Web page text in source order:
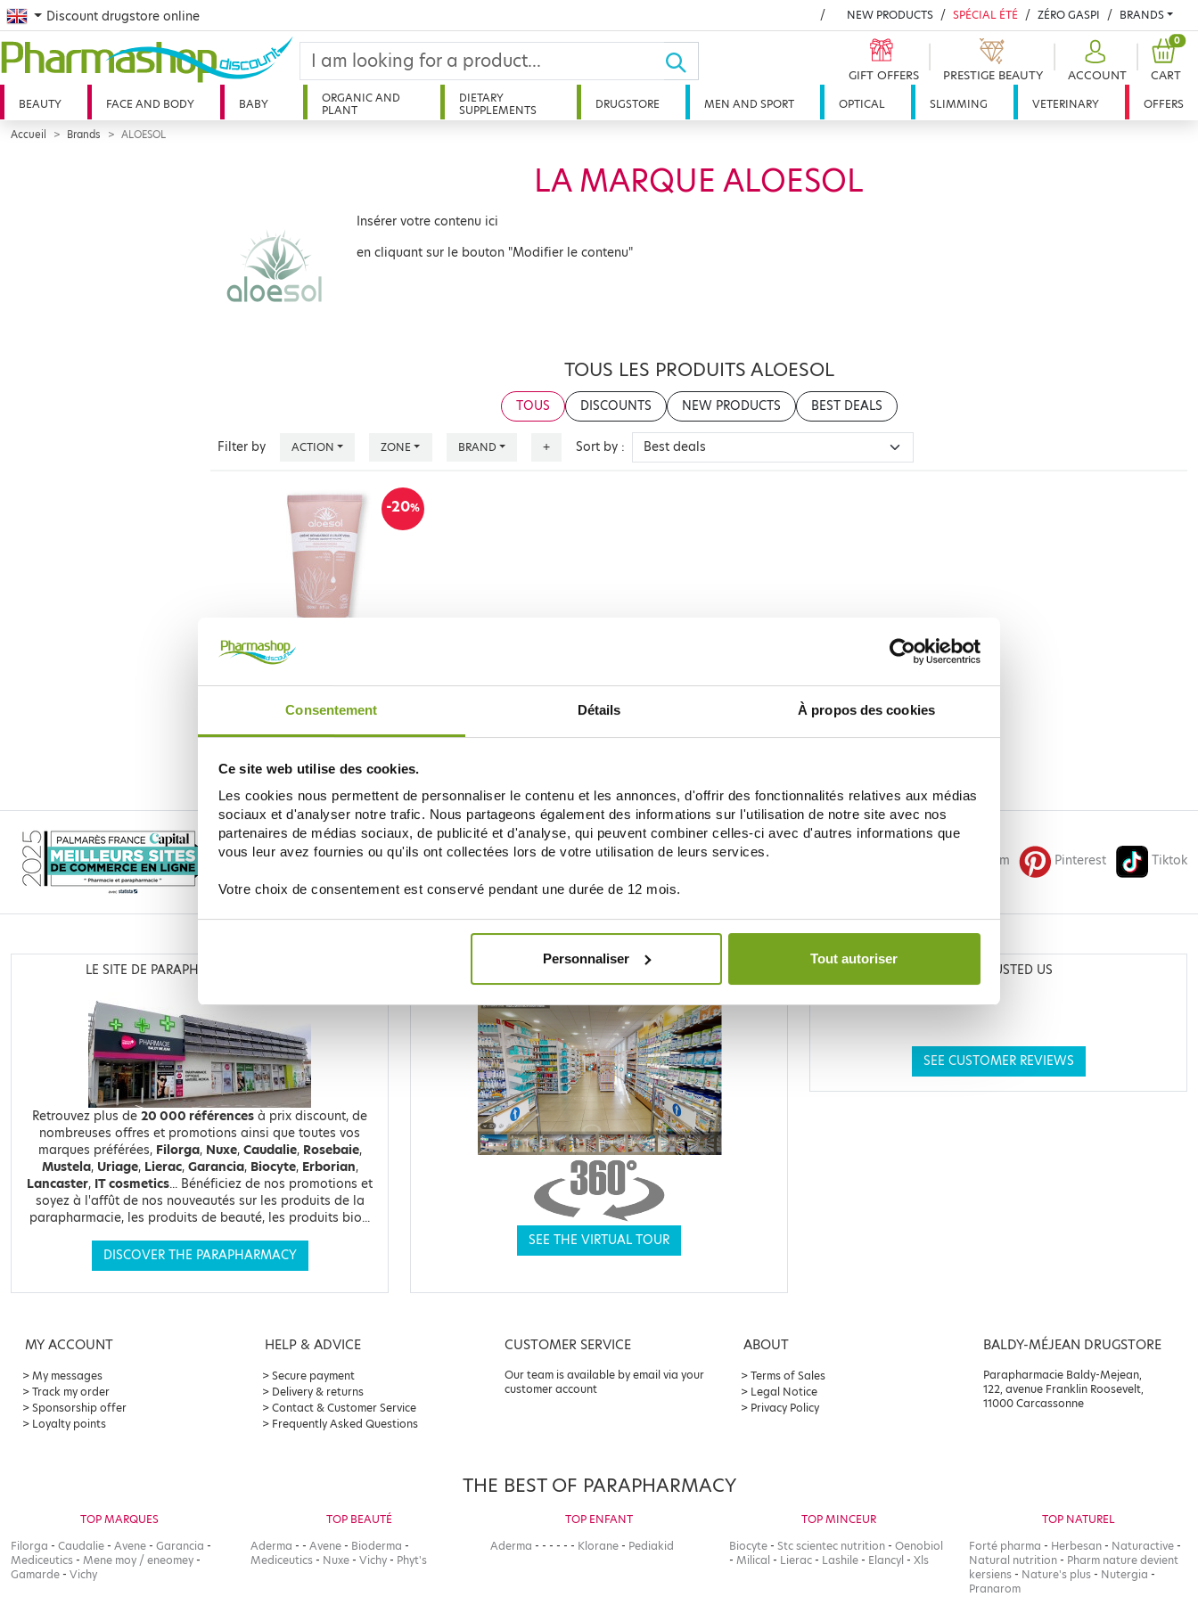
Consentement Détails À propos des cookies
Ce site web utilise des cookies.
Les cookies nous permettent de personnaliser le contenu et les annonces, d'offrir des fonctionnalités relatives aux médias
sociaux et d'analyser notre trafic. Nous partageons également des informations sur l'utilisation de notre site avec nos
partenaires de médias sociaux, de publicité et d'analyse, qui peuvent combiner celles-ci avec d'autres informations que
vous leur avez fournies ou qu'ils ont collectées lors de votre utilisation de leurs services.
Votre choix de consentement est conservé pendant une durée de 12 mois.
Personnaliser Tout autoriser
English
Discount drugstore online NEW PRODUCTS SPÉCIAL ÉTÉ ZÉRO GASPI BRANDS
GIFT OFFERS PRESTIGE BEAUTY ACCOUNT CART
0
BEAUTY FACE AND BODY BABY
ORGANIC AND
PLANT
DIETARY
SUPPLEMENTS
DRUGSTORE MEN AND SPORT OPTICAL SLIMMING VETERINARY OFFERS
Accueil Brands ALOESOL
LA MARQUE ALOESOL
Insérer votre contenu ici
en cliquant sur le bouton "Modifier le contenu"
TOUS LES PRODUITS ALOESOL
TOUS DISCOUNTS NEW PRODUCTS BEST DEALS
Filter by ACTION ZONE BRAND + Sort by :
-20%
ALOESOL CRÈME RÉPARATRICE À L'ALOE
VERA BIO 150ML
8,72 €
Je souhaite m'inscrire à la newsletter Instagram Pinterest Tiktok
BALDY MÉJEAN ONLINE DRUGSTORE
LE SITE DE PARAPHARMACIE EN LIGNE
Retrouvez plus de 20 000 références à prix discount, de
nombreuses offres et promotions ainsi que toutes vos
marques préférées, Filorga, Nuxe, Caudalie, Rosebaie,
Mustela, Uriage, Lierac, Garancia, Biocyte, Erborian,
Lancaster, IT cosmetics... Bénéficiez de nos promotions et
soyez à l'affût de nos nouveautés sur les produits de la
parapharmacie, les produits de beauté, les produits bio...
DISCOVER THE PARAPHARMACY
UNE VRAIE PARAPHARMACIE
SEE THE VIRTUAL TOUR
THEY TRUSTED US
SEE CUSTOMER REVIEWS
MY ACCOUNT
My messages
Track my order
Sponsorship offer
Loyalty points
HELP & ADVICE
Secure payment
Delivery & returns
Contact & Customer Service
Frequently Asked Questions
CUSTOMER SERVICE
Our team is available by email via your
customer account
ABOUT
Terms of Sales
Legal Notice
Privacy Policy
BALDY-MÉJEAN DRUGSTORE
Parapharmacie Baldy-Mejean,
122, avenue Franklin Roosevelt,
11000 Carcassonne
THE BEST OF PARAPHARMACY
TOP MARQUES
Filorga - Caudalie - Avene - Garancia -
Mediceutics - Mene moy / eneomey -
Gamarde - Vichy
TOP BEAUTÉ
Aderma - - Avene- Bioderma -
Mediceutics- Nuxe- Vichy- Phyt's
TOP ENFANT
Aderma - - - - - - Klorane- Pediakid
TOP MINCEUR
Biocyte -Stc scientec nutrition -Oenobiol
-Milical - Lierac - Lashile - Elancyl -Xls
TOP NATUREL
Forté pharma - Herbesan - Naturactive -
Natural nutrition - Pharm nature devient
kersiens - Nature's plus - Nutergia -
Pranarom